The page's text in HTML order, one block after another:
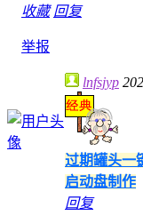
收藏 回复
举报
lnfsjyp
过期罐头一
启动盘制作
回复